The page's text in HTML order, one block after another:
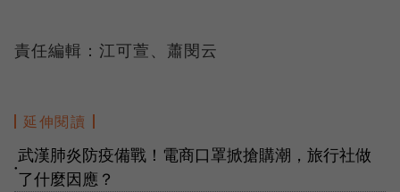
責任編輯：江可萱、蕭閔云
延伸閱讀
●
武漢肺炎防疫備戰！電商口罩掀搶購潮，旅行社做
了什麼因應？